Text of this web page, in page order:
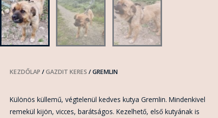
KEZDŐLAP /GAZDIT KERES / GREMLIN
Különös küllemű, végtelenül kedves kutya Gremlin. Mindenkivel
remekül kijön, vicces, barátságos. Kezelhető, első kutyának is